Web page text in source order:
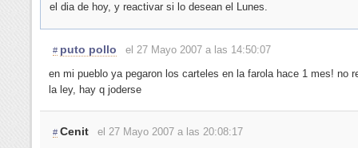
el dia de hoy, y reactivar si lo desean el Lunes.
# puto pollo
el 27 Mayo 2007 a las 14:50:07
en mi pueblo ya pegaron los carteles en la farola hace 1 mes! no
la ley, hay q joderse
# Cenit
el 27 Mayo 2007 a las 20:08:17